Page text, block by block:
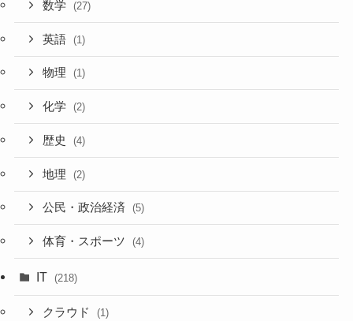
数学 (27)
英語 (1)
物理 (1)
化学 (2)
歴史 (4)
地理 (2)
公民・政治経済 (5)
体育・スポーツ (4)
IT (218)
クラウド (1)